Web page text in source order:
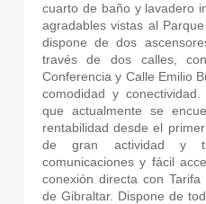
cuarto de baño y lavadero
agradables vistas al
dispone de dos
través de dos calles,
Conferencia y Calle Emilio
comodidad y
que actualmente se
rentabilidad desde el
de gran actividad y
comunicaciones y fácil
conexión directa con
de Gibraltar. Dispone de